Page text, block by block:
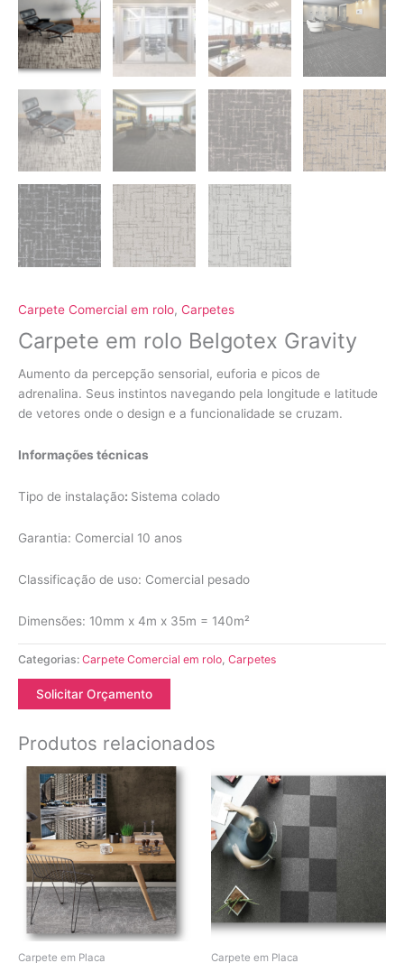
Carpete Comercial em rolo, Carpetes
Carpete em rolo Belgotex Gravity
Aumento da percepção sensorial, euforia e picos de
adrenalina. Seus instintos navegando pela longitude e latitude
de vetores onde o design e a funcionalidade se cruzam.
Informações técnicas
Tipo de instalação: Sistema colado
Garantia: Comercial 10 anos
Classificação de uso: Comercial pesado
Dimensões: 10mm x 4m x 35m = 140m²
Categorias: Carpete Comercial em rolo Carpetes
Solicitar Orçamento
Produtos relacionados
Carpete em Placa Carpete em Placa